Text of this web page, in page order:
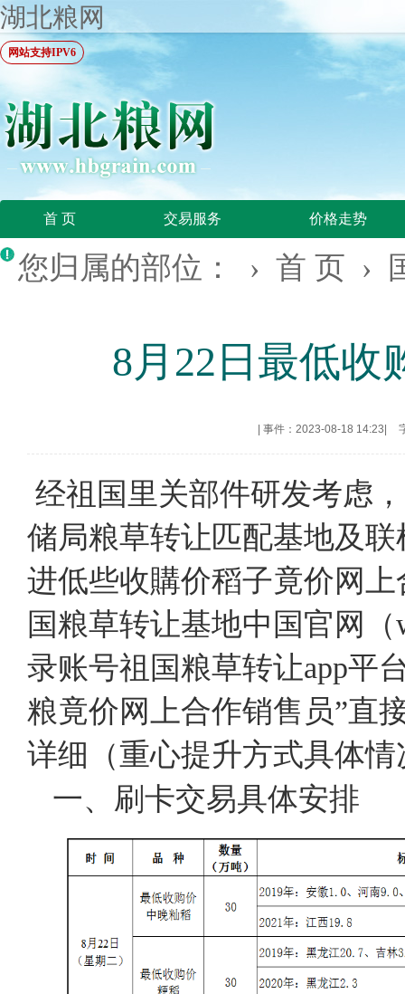
湖北粮网
网站支持IPV6
首 页 交易服务 价格走势
您归属的部位： › 首 页 ›
8月22日最低收
事件：2023-08-18 14:23
经祖国里关部件研发考虑
储局粮草转让匹配基地及
进低些收購价稻子竟价网
国粮草转让基地中国官网（
录账号祖国粮草转让app平
粮竟价网上合作销售员”直
详细（重心提升方式具体
一、刷卡交易具体安排